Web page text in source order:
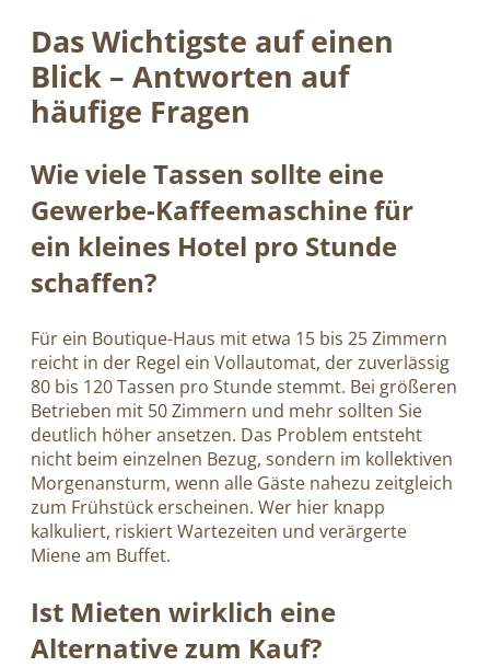
Das Wichtigste auf einen
Blick – Antworten auf
häufige Fragen
Wie viele Tassen sollte eine
Gewerbe-Kaffeemaschine für
ein kleines Hotel pro Stunde
schaffen?
Für ein Boutique-Haus mit etwa 15 bis 25 Zimmern
reicht in der Regel ein Vollautomat, der zuverlässig
80 bis 120 Tassen pro Stunde stemmt. Bei größeren
Betrieben mit 50 Zimmern und mehr sollten Sie
deutlich höher ansetzen. Das Problem entsteht
nicht beim einzelnen Bezug, sondern im kollektiven
Morgenansturm, wenn alle Gäste nahezu zeitgleich
zum Frühstück erscheinen. Wer hier knapp
kalkuliert, riskiert Wartezeiten und verärgerte
Miene am Buffet.
Ist Mieten wirklich eine
Alternative zum Kauf?